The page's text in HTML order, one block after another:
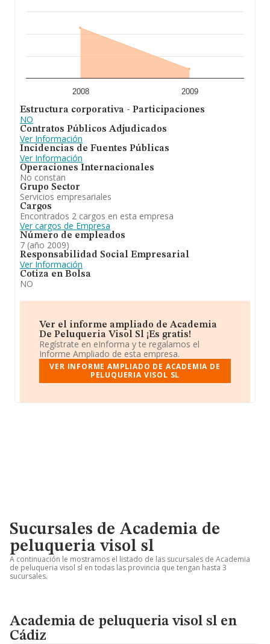
2008 2009
Estructura corporativa - Participaciones
NO
Contratos Públicos Adjudicados
Ver Información
Incidencias de Fuentes Públicas
Ver Información
Operaciones Internacionales
No constan
Grupo Sector
Servicios empresariales
Cargos
Encontrados 2 cargos en esta empresa
Ver cargos de Empresa
Número de empleados
7 (año 2009)
Responsabilidad Social Empresarial
Ver Información
Cotiza en Bolsa
NO
Ver el informe ampliado de Academia
De Peluqueria Visol Sl ¡Es gratis!
Regístrate en eInforma y te regalamos el
Informe Ampliado de esta empresa.
VER INFORME AMPLIADO DE ACADEMIA DE
PELUQUERIA VISOL SL
Sucursales de Academia de
peluqueria visol sl
A continuación le mostramos el listado de las sucursales de Academia
de peluqueria visol sl en todas las provincia que tengan hasta 3
sucursales.
Academia de peluqueria visol sl en
Cádiz